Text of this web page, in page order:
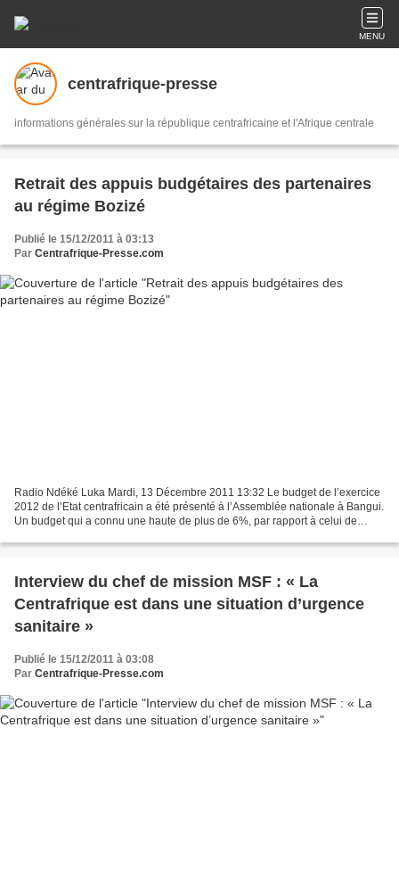
MENU
centrafrique-presse
informations générales sur la république centrafricaine et l'Afrique centrale
Retrait des appuis budgétaires des partenaires
au régime Bozizé
Publié le 15/12/2011 à 03:13
Par Centrafrique-Presse.com
Radio Ndéké Luka Mardi, 13 Décembre 2011 13:32 Le budget de l’exercice
2012 de l’Etat centrafricain a été présenté à l’Assemblée nationale à Bangui.
Un budget qui a connu une haute de plus de 6%, par rapport à celui de
Interview du chef de mission MSF : « La
Centrafrique est dans une situation d’urgence
sanitaire »
Publié le 15/12/2011 à 03:08
Par Centrafrique-Presse.com